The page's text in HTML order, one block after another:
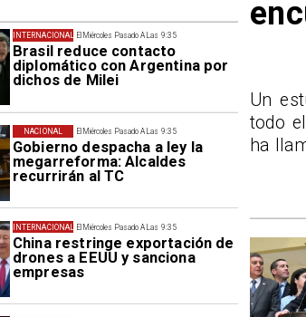
El Miércoles Pasado A Las 9:35
Brasil reduce contacto
diplomático con Argentina por
dichos de Milei
INTERNACIONAL
El Miércoles Pasado A Las 9:35
Gobierno despacha a ley la
megarreforma: Alcaldes
recurrirán al TC
NACIONAL
El Miércoles Pasado A Las 9:35
China restringe exportación de
drones a EEUU y sanciona
empresas
INTERNACIONAL
Un
todo
ha